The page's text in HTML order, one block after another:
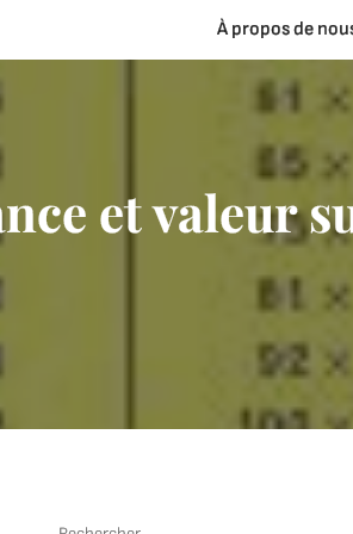
À propos de
et valeur